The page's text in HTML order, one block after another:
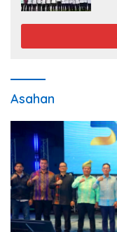
Asahan